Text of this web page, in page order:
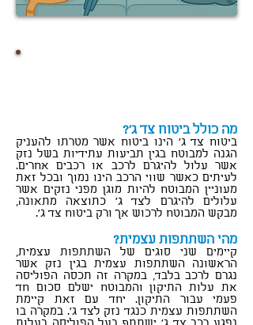
מה כולל ביטוח צד ג'?
ביטוח צד ג' הינו ביטוח אשר מטרתו להעניק
הגנה למבוטח בגין תביעות עתידיות בשל נזק
אשר עלול להיגרם לרכב או רכבים אחרים.
לעיתים כאשר שווי הרכב הינו נמוך ובכל זאת
מעוניין המבוטח להיות מוגן מפני נזקים אשר
עלולים להיגרם לצד ג' כתוצאה מתאונה,
מבקש המבוטח לרכוש אך ורק ביטוח צד ג'.
מהי השתתפות עצמית?
קיימים שני סוגים של השתתפות עצמית,
הראשונה השתתפות עצמית בגין נזק אשר
נגרם לרכב בלבד, במקרה זה תכסה הפוליסה
את עלות התיקון והמבוטח ישלם סכום חד
פעמי עבור התיקון. יחד עם זאת קיימת
השתתפות עצמית כנגד נזק לצד ג'. במקרה בו